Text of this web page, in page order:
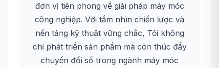
đơn vị tiên phong về giải pháp máy móc
công nghiệp. Với tầm nhìn chiến lược và
nền tảng kỹ thuật vững chắc, Tôi không
chỉ phát triển sản phẩm mà còn thúc đẩy
chuyển đổi số trong ngành máy móc